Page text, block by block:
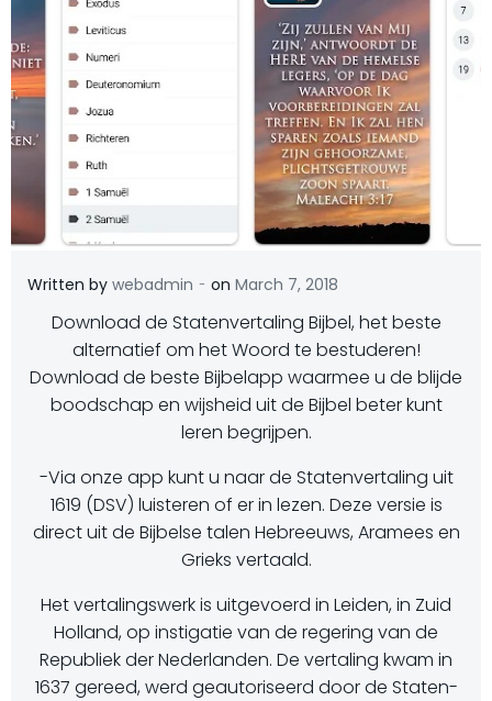
Written by webadmin - on March 7, 2018
Download de Statenvertaling Bijbel, het beste
alternatief om het Woord te bestuderen!
Download de beste Bijbelapp waarmee u de blijde
boodschap en wijsheid uit de Bijbel beter kunt
leren begrijpen.
-Via onze app kunt u naar de Statenvertaling uit
1619 (DSV) luisteren of er in lezen. Deze versie is
direct uit de Bijbelse talen Hebreeuws, Aramees en
Grieks vertaald.
Het vertalingswerk is uitgevoerd in Leiden, in Zuid
Holland, op instigatie van de regering van de
Republiek der Nederlanden. De vertaling kwam in
1637 gereed, werd geautoriseerd door de Staten-